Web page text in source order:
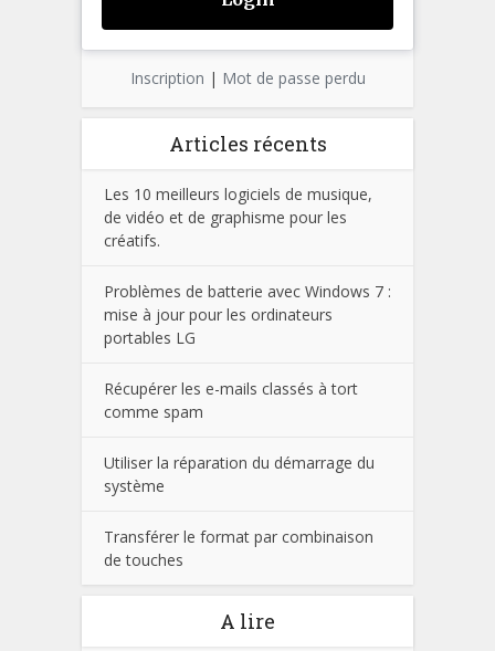
Inscription | Mot de passe perdu
Articles récents
Les 10 meilleurs logiciels de musique,
de vidéo et de graphisme pour les
créatifs.
Problèmes de batterie avec Windows 7 :
mise à jour pour les ordinateurs
portables LG
Récupérer les e-mails classés à tort
comme spam
Utiliser la réparation du démarrage du
système
Transférer le format par combinaison
de touches
A lire